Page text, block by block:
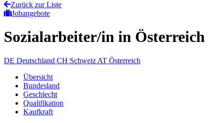
Zurück zur Liste
Jobangebote
Sozialarbeiter/in in Österreich
DE Deutschland CH Schweiz AT Österreich
Übersicht
Bundesland
Geschlecht
Qualifikation
Kaufkraft